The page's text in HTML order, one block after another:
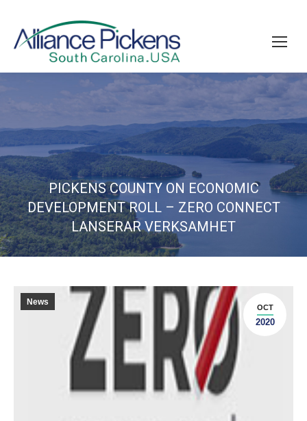
PICKENS COUNTY ON ECONOMIC
DEVELOPMENT ROLL – ZERO CONNECT
LANSERAR VERKSAMHET
OCT
2020
News